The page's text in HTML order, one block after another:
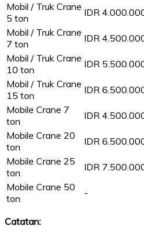
Mobil / Truk Crane
5 ton
IDR
Mobil / Truk Crane
7 ton
IDR
Mobil / Truk Crane
10 ton
IDR
Mobil / Truk Crane
15 ton
IDR
Mobile Crane 7
ton
IDR
Mobile Crane 20
ton
IDR
Mobile Crane 25
ton
IDR
Mobile Crane 50
ton
-
Catatan: